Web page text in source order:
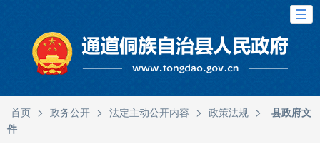
首页 > 政务公开 > 法定主动公开内容 > 政策法规 >
县政府文
件